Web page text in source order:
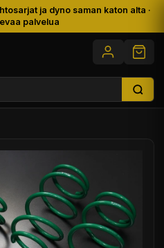
ja dyno saman katon alta ·
palvelua